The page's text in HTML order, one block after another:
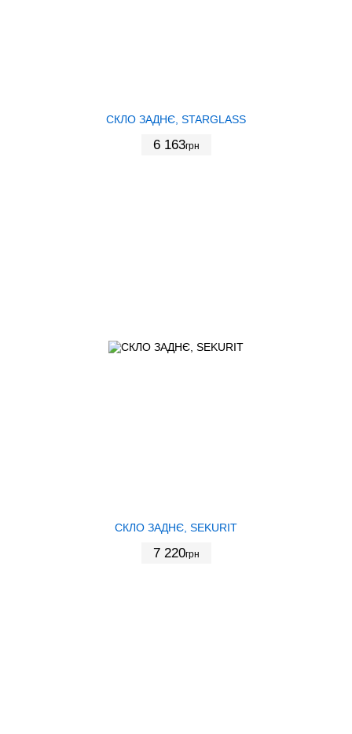
СКЛО ЗАДНЄ, STARGLASS
6 163грн
СКЛО ЗАДНЄ, SEKURIT
7 220грн